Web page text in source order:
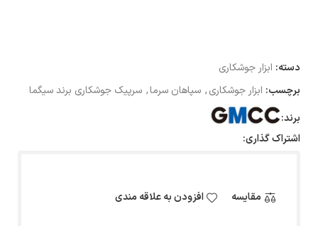
دسته: ابزار جوشکاری
برچسب: ابزار جوشکاری, سپاهان سرما, سرپیک جوشکاری برند سیگما
برند:
اشتراک گذاری:
مقایسه افزودن به علاقه مندی